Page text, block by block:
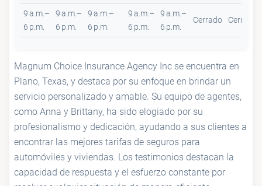
9 a.m.–
6 p.m.
9 a.m.–
6 p.m.
9 a.m.–
6 p.m.
9 a.m.–
6 p.m.
9 a.m.–
6 p.m.
Cerrado Cerrado
Magnum Choice Insurance Agency Inc se encuentra en
Plano, Texas, y destaca por su enfoque en brindar un
servicio personalizado y amable. Su equipo de agentes,
como Anna y Brittany, ha sido elogiado por su
profesionalismo y dedicación, ayudando a sus clientes a
encontrar las mejores tarifas de seguros para
automóviles y viviendas. Los testimonios destacan la
capacidad de respuesta y el esfuerzo constante por